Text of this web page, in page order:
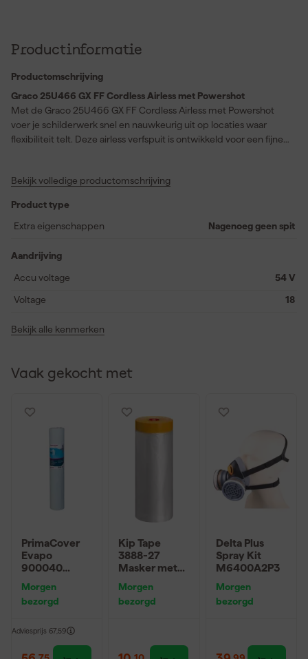
Productinformatie
Productomschrijving
Graco 25U466 GX FF Cordless Airless met Powershot
Met de Graco 25U466 GX FF Cordless Airless met Powershot
voer je schilderwerk snel en nauwkeurig uit op locaties waar
flexibiliteit telt. Deze airless verfspuit is ontwikkeld voor een fijne
verfspuitmachine biedt veel bewegingsvrijheid waardoor je
Het Contractor PowerShot airless spuitpistool geeft je
uitstekende controle tijdens detailwerk en reageert direct op
ontstaat een strak spuitbeeld met minder overspray en een nette
bereik zodat je soepel blijft werken rond obstakels en in lastige
hoeken. Het onderhoud verloopt eenvoudig dankzij het slimme
zoeken naar een mobiele verfspuit en professioneel
en verzorgd eindresultaat.
Bekijk volledige productomschrijving
Product type
Extra eigenschappen
Nagenoeg geen spit
Aandrijving
Accu voltage
54 V
Voltage 18
Bekijk alle kenmerken
Vaak gekocht met
PrimaCover
Evapo
900040
Afdekvlies -
25 x 1m
Morgen
bezorgd
Adviesprijs 67,59
Kip Tape
3888-27
Masker met
2,7 x 20m
Morgen
bezorgd
Delta Plus
Spray Kit
M6400A2P3
Morgen
bezorgd